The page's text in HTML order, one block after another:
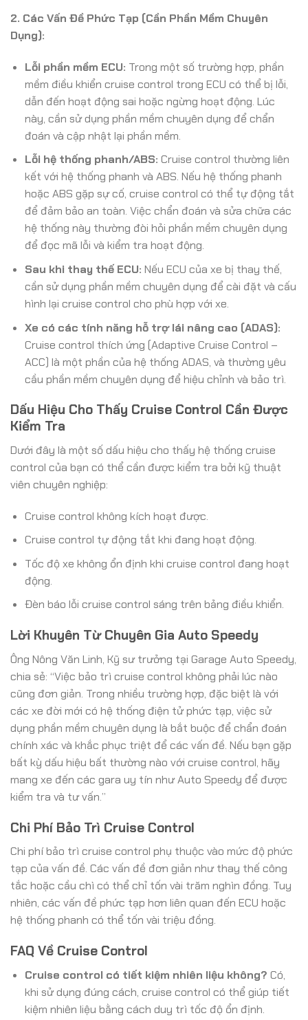
2. Các Vấn Đề Phức Tạp (Cần Phần Mềm Chuyên
Dụng):
Lỗi phần mềm ECU: Trong một số trường hợp, phần
mềm điều khiển cruise control trong ECU có thể bị lỗi,
dẫn đến hoạt động sai hoặc ngừng hoạt động. Lúc
này, cần sử dụng phần mềm chuyên dụng để chẩn
đoán và cập nhật lại phần mềm.
Lỗi hệ thống phanh/ABS: Cruise control thường liên
kết với hệ thống phanh và ABS. Nếu hệ thống phanh
hoặc ABS gặp sự cố, cruise control có thể tự động tắt
để đảm bảo an toàn. Việc chẩn đoán và sửa chữa các
hệ thống này thường đòi hỏi phần mềm chuyên dụng
để đọc mã lỗi và kiểm tra hoạt động.
Sau khi thay thế ECU: Nếu ECU của xe bị thay thế,
cần sử dụng phần mềm chuyên dụng để cài đặt và cấu
hình lại cruise control cho phù hợp với xe.
Xe có các tính năng hỗ trợ lái nâng cao (ADAS):
Cruise control thích ứng (Adaptive Cruise Control –
ACC) là một phần của hệ thống ADAS, và thường yêu
cầu phần mềm chuyên dụng để hiệu chỉnh và bảo trì.
Dấu Hiệu Cho Thấy Cruise Control Cần Được
Kiểm Tra
Dưới đây là một số dấu hiệu cho thấy hệ thống cruise
control của bạn có thể cần được kiểm tra bởi kỹ thuật
viên chuyên nghiệp:
Cruise control không kích hoạt được.
Cruise control tự động tắt khi đang hoạt động.
Tốc độ xe không ổn định khi cruise control đang hoạt
động.
Đèn báo lỗi cruise control sáng trên bảng điều khiển.
Lời Khuyên Từ Chuyên Gia Auto Speedy
Ông Nông Văn Linh, Kỹ sư trưởng tại Garage Auto Speedy,
chia sẻ: “Việc bảo trì cruise control không phải lúc nào
cũng đơn giản. Trong nhiều trường hợp, đặc biệt là với
các xe đời mới có hệ thống điện tử phức tạp, việc sử
dụng phần mềm chuyên dụng là bắt buộc để chẩn đoán
chính xác và khắc phục triệt để các vấn đề. Nếu bạn gặp
bất kỳ dấu hiệu bất thường nào với cruise control, hãy
mang xe đến các gara uy tín như Auto Speedy để được
kiểm tra và tư vấn.”
Chi Phí Bảo Trì Cruise Control
Chi phí bảo trì cruise control phụ thuộc vào mức độ phức
tạp của vấn đề. Các vấn đề đơn giản như thay thế công
tắc hoặc cầu chì có thể chỉ tốn vài trăm nghìn đồng. Tuy
nhiên, các vấn đề phức tạp hơn liên quan đến ECU hoặc
hệ thống phanh có thể tốn vài triệu đồng.
FAQ Về Cruise Control
Cruise control có tiết kiệm nhiên liệu không? Có,
khi sử dụng đúng cách, cruise control có thể giúp tiết
kiệm nhiên liệu bằng cách duy trì tốc độ ổn định.